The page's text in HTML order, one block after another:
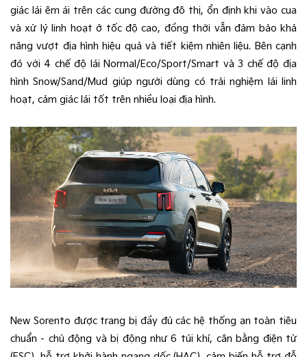
giác lái êm ái trên các cung đường đô thị, ổn định khi vào cua
và xử lý linh hoạt ở tốc độ cao, đồng thời vẫn đảm bảo khả
năng vượt địa hình hiệu quả và tiết kiệm nhiên liệu. Bên cạnh
đó với 4 chế độ lái Normal/Eco/Sport/Smart và 3 chế độ địa
hình Snow/Sand/Mud giúp người dùng có trải nghiệm lái linh
hoạt, cảm giác lái tốt trên nhiều loại địa hình.
New Sorento được trang bị đầy đủ các hệ thống an toàn tiêu
chuẩn - chủ động và bị động như 6 túi khí, cân bằng điện tử